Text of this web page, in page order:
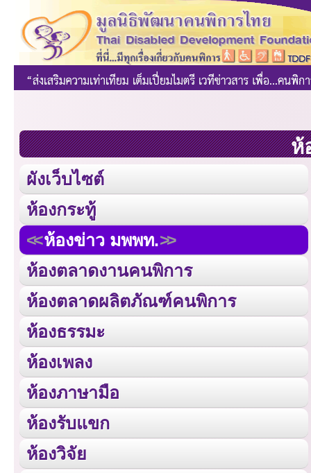
ห้
ผังเว็บไซต์
ห้องกระทู้
ห้องข่าว มพพท.
ห้องตลาดงานคนพิการ
ห้องตลาดผลิตภัณฑ์คนพิการ
ห้องธรรมะ
ห้องเพลง
ห้องภาษามือ
ห้องรับแขก
ห้องวิจัย